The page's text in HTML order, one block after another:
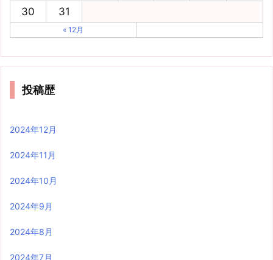
30
31
« 12月
投稿歴
2024年12月
2024年11月
2024年10月
2024年9月
2024年8月
2024年7月